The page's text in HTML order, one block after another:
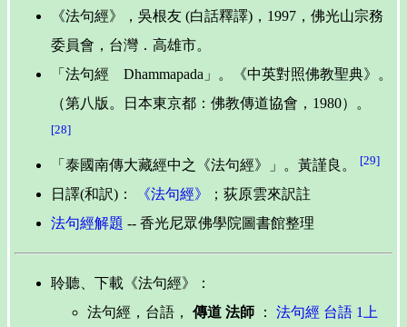
《法句經》，吳根友 (白話釋譯)，1997，佛光山宗務
委員會，台灣．高雄市。
「法句經 Dhammapada」。《中英對照佛教聖典》。
（第八版。日本東京都：佛教傳道協會，1980）。
[28]
「泰國南傳大藏經中之《法句經》」。黃謹良。 [29]
日譯(和訳)： 《法句經》
；荻原雲來訳註
法句經解題 -- 香光尼眾佛學院圖書館整理
聆聽、下載《法句經》：
法句經，台語， 傳道 法師 ： 法句經 台語 1上